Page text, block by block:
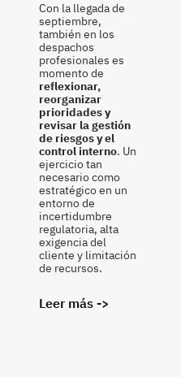
Con la llegada de
septiembre,
también en los
despachos
profesionales es
momento de
reflexionar,
reorganizar
prioridades y
revisar la gestión
de riesgos y el
control interno. Un
ejercicio tan
necesario como
estratégico en un
entorno de
incertidumbre
regulatoria, alta
exigencia del
cliente y limitación
de recursos.
Leer más ->